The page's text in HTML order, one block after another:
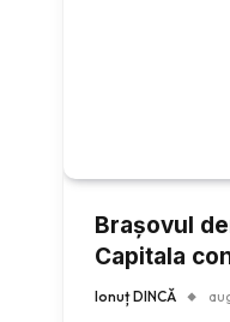
Brașovul
Capitala
Ionuț DINCĂ